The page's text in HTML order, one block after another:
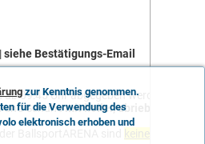
siehe Bestätigungs-Email
09:45 Uhr abgegeben werden |
und Schuhemit heller, abriebfester
BallsportARENA sind
keine Glas-
zur Kenntnis genommen.
für die Verwendung des
elektronisch erhoben und